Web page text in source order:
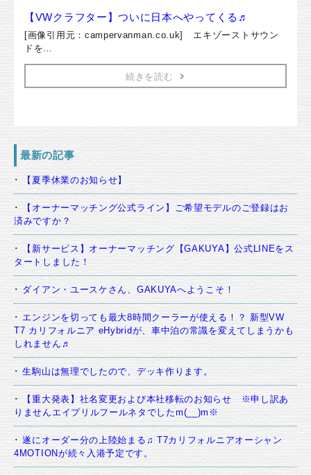
【VWクラフター】ついに日本へやってくる♬
[画像引用元：campervanman.co.uk] エキゾーストサウン
ドを…
続きを読む
最新の記事
【夏季休業のお知らせ】
【オーナーマッチング公式ライン】ご希望モデルのご登録はお
済みですか？
【新サービス】オーナーマッチング【GAKUYA】公式LINEをス
タートしました！
ダイアン・ユースケさん、GAKUYAへようこそ！
エンジンを切っても最大8時間クーラーが使える！？ 新型VW
T7 カリフォルニア eHybridが、車中泊の常識を変えてしまうかも
しれません♬
生駒山は無理でしたので、デッキ作ります。
【重大発表】社名変更および本社移転のお知らせ ※申し訳あ
りませんエイプリルフールネタでしたm(__)m※
遂にオーダー分の上陸始まる♫ T7カリフォルニアオーシャン
4MOTIONが続々入港予定です。